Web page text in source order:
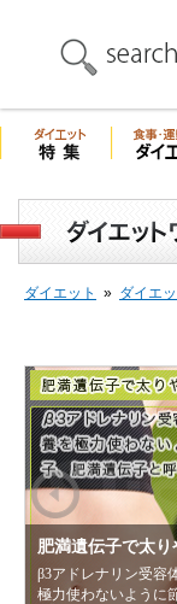
ダイエット » ダイエ
肥満遺伝子で太り
β3アドレナリン受容
極力使わないように